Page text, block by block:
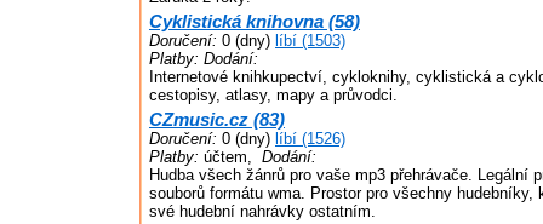
Cyklistická knihovna (58)
Doručení: 0 (dny) líbí (1503)
Platby: Dodání:
Internetové knihkupectví, cykloknihy, cyklistická a
cestopisy, atlasy, mapy a průvodci.
CZmusic.cz (83)
Doručení: 0 (dny) líbí (1526)
Platby: účtem, Dodání:
Hudba všech žánrů pro vaše mp3 přehrávače. Legální
souborů formátu wma. Prostor pro všechny hudebníky,
své hudební nahrávky ostatním.